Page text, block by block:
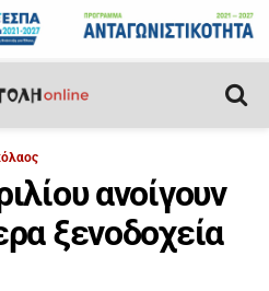
ανοίγουν
ξενοδοχεία